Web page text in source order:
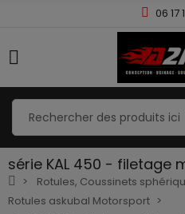
06 17
série KAL 450 - filetage
Rotules, Coussinets
Rotules askubal Motorsport